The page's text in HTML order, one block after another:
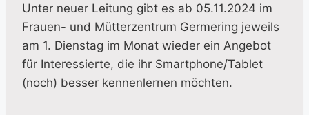
Unter neuer Leitung gibt es ab 05.11.2024 im
Frauen- und Mütterzentrum Germering jeweils
am 1. Dienstag im Monat wieder ein Angebot
für Interessierte, die ihr Smartphone/Tablet
(noch) besser kennenlernen möchten.